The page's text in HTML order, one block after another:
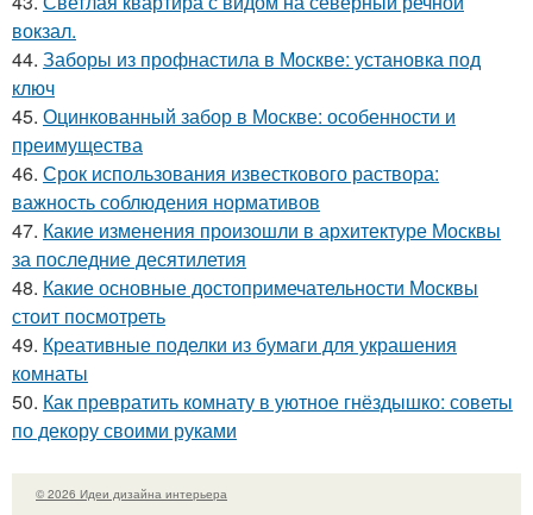
вокзал.
44. Заборы из профнастила в Москве: установка под
ключ
45. Оцинкованный забор в Москве: особенности и
преимущества
46. Срок использования известкового раствора:
важность соблюдения нормативов
47. Какие изменения произошли в архитектуре Москвы
за последние десятилетия
48. Какие основные достопримечательности Москвы
стоит посмотреть
49. Креативные поделки из бумаги для украшения
комнаты
50. Как превратить комнату в уютное гнёздышко: советы
по декору своими руками
© 2026 Идеи дизайна интерьера